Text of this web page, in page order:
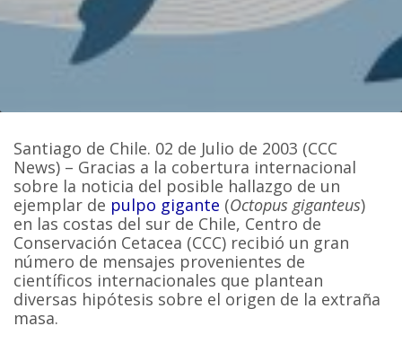
Santiago de Chile. 02 de Julio de 2003 (CCC
News) – Gracias a la cobertura internacional
sobre la noticia del posible hallazgo de un
ejemplar de pulpo gigante (Octopus giganteus)
en las costas del sur de Chile, Centro de
Conservación Cetacea (CCC) recibió un gran
número de mensajes provenientes de
científicos internacionales que plantean
diversas hipótesis sobre el origen de la extraña
masa.